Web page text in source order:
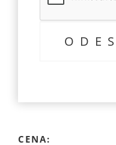
CENA: